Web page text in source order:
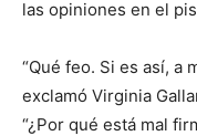
las opiniones en el
“Qué feo. Si es así, a
exclamó Virginia
“¿Por qué está mal